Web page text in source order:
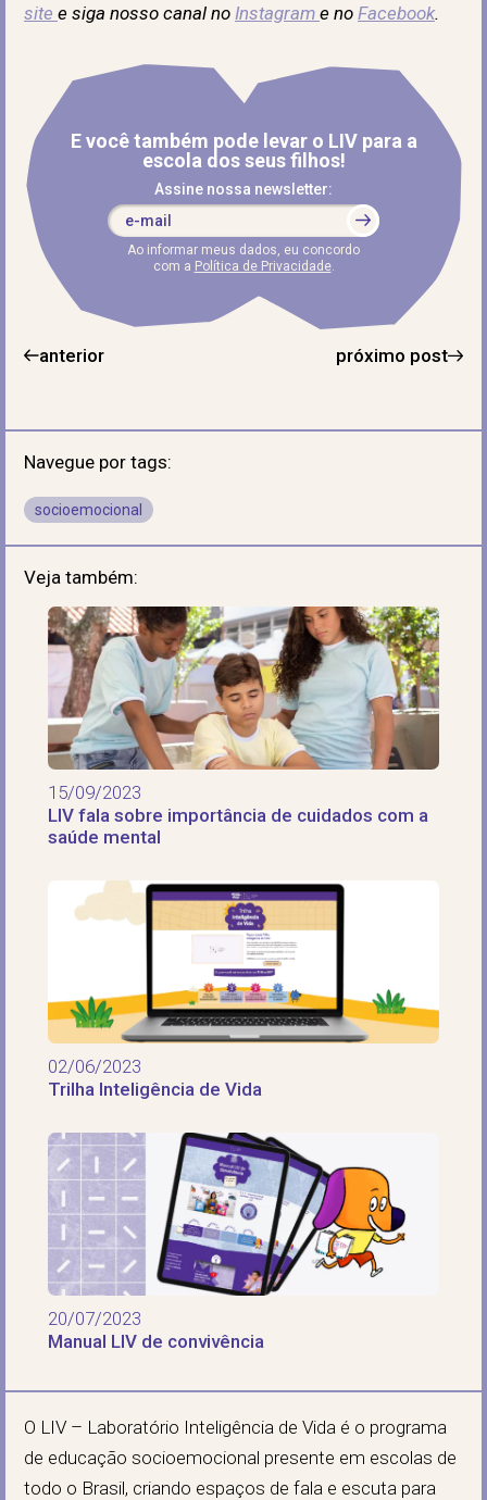
site e siga nosso canal no Instagram e no Facebook.
E você também pode levar o LIV para a
escola dos seus filhos!
Assine nossa newsletter:
Ao informar meus dados, eu concordo
com a Política de Privacidade.
anterior próximo post
Navegue por tags:
socioemocional
Veja também:
15/09/2023
LIV fala sobre importância de cuidados com a
saúde mental
02/06/2023
Trilha Inteligência de Vida
20/07/2023
Manual LIV de convivência
O LIV – Laboratório Inteligência de Vida é o programa
de educação socioemocional presente em escolas de
todo o Brasil, criando espaços de fala e escuta para